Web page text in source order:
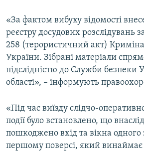
«За фактом вибуху відомості
реєстру досудових розслідувань
258 (терористичний акт)
України. Зібрані матеріали
підслідністю до Служби безпеки
області», – інформують
«Під час виїзду слідчо-
події було встановлено, що
пошкоджено вхід та вікна
першому поверсі, який винаймає